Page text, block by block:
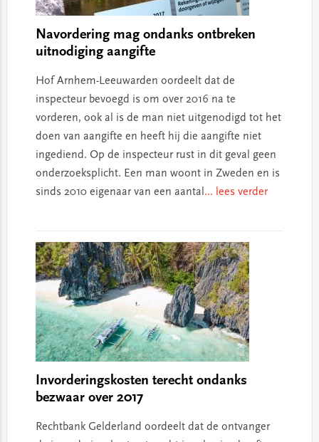
Navordering mag ondanks ontbreken
uitnodiging aangifte
Hof Arnhem-Leeuwarden oordeelt dat de
inspecteur bevoegd is om over 2016 na te
vorderen, ook al is de man niet uitgenodigd tot het
doen van aangifte en heeft hij die aangifte niet
ingediend. Op de inspecteur rust in dit geval geen
onderzoeksplicht. Een man woont in Zweden en is
sinds 2010 eigenaar van een aantal... lees verder
Invorderingskosten terecht ondanks
bezwaar over 2017
Rechtbank Gelderland oordeelt dat de ontvanger